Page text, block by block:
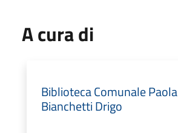
A cura di
Biblioteca Comunale Paola
Bianchetti Drigo